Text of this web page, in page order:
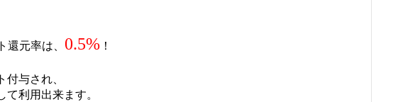
還元率は、 0.5% ！
付与され、
て利用出来ます。